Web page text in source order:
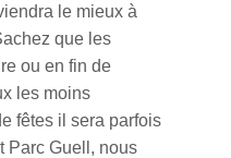
le mieux à
que les
ou en fin de
les moins
fêtes il sera parfois
Parc Guell, nous